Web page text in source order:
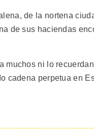
de la nortena
de sus haciendas
muchos ni lo
cadena perpetua en